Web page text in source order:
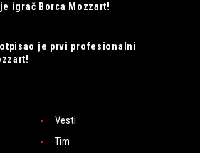
igrač Borca Mozzart!
potpisao je prvi profesionalni
Vesti
Tim